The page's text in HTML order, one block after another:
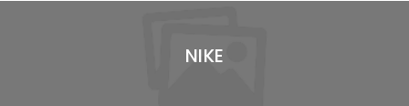
NIKE